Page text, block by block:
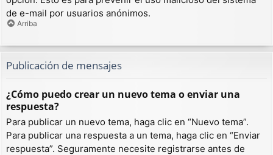
de e-mail por usuarios anónimos.
Arriba
Publicación de mensajes
¿Cómo puedo crear un nuevo tema o enviar una
respuesta?
Para publicar un nuevo tema, haga clic en “Nuevo tema”.
Para publicar una respuesta a un tema, haga clic en “Enviar
respuesta”. Seguramente necesite registrarse antes de